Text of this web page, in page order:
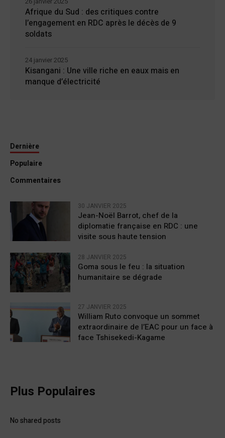
Afrique du Sud : des critiques contre
l’engagement en RDC après le décès de 9
soldats
Kisangani : Une ville riche en eaux mais en
manque d’électricité
24 janvier 2025
Dernière
Populaire
Commentaires
30 JANVIER 2025
Jean-Noël Barrot, chef de la
diplomatie française en RDC : une
visite sous haute tension
28 JANVIER 2025
Goma sous le feu : la situation
humanitaire se dégrade
27 JANVIER 2025
William Ruto convoque un sommet
extraordinaire de l’EAC pour un face à
face Tshisekedi-Kagame
Plus Populaires
No shared posts